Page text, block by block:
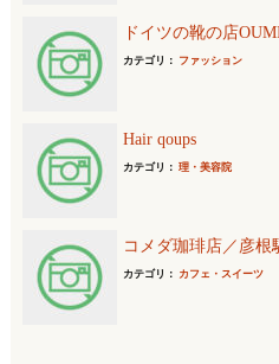
ドイツの靴の店
カテゴリ： ファッション
Hair qoups
カテゴリ： 理・美容院
コメダ珈琲店／彦根
カテゴリ： カフェ・スイーツ